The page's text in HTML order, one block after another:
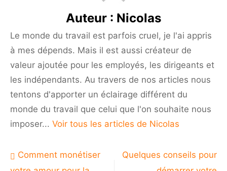
gestion
commerciale
?
Auteur : Nicolas
Le monde du travail est parfois cruel, je l'ai appris
à mes dépends. Mais il est aussi créateur de
valeur ajoutée pour les employés, les dirigeants et
les indépendants. Au travers de nos articles nous
tentons d'apporter un éclairage différent du
monde du travail que celui que l'on souhaite nous
imposer... Voir tous les articles de Nicolas
Navigation
de
Comment monétiser
Quelques conseils pour